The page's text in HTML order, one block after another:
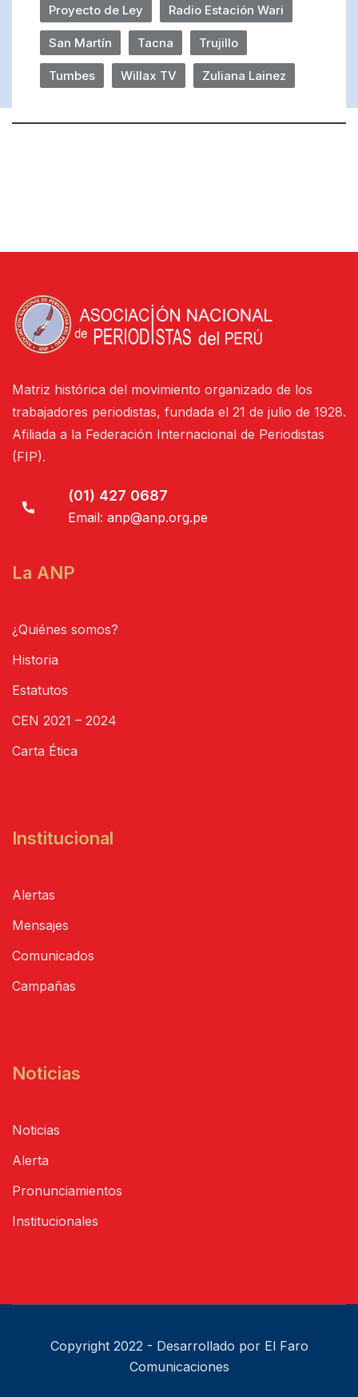
Proyecto de Ley Radio Estación Wari
San Martín Tacna Trujillo
Tumbes Willax TV Zuliana Lainez
Matriz histórica del movimiento organizado de los
trabajadores periodistas, fundada el 21 de julio de 1928.
Afiliada a la Federación Internacional de Periodistas
(FIP).
(01) 427 0687
Email: anp@anp.org.pe
La ANP
¿Quiénes somos?
Historia
Estatutos
CEN 2021 – 2024
Carta Ética
Institucional
Alertas
Mensajes
Comunicados
Campañas
Noticias
Noticias
Alerta
Pronunciamientos
Institucionales
Copyright 2022 - Desarrollado por El Faro
Comunicaciones